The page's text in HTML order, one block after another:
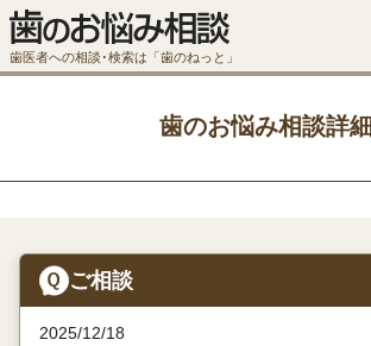
歯医者への相談･検索は「歯のねっと」
歯のお悩み相談詳細
ご相談
2025/12/18